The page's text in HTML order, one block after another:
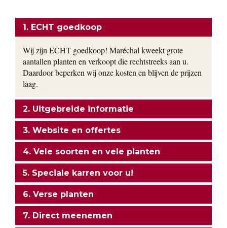
1. ECHT goedkoop
Wij zijn ECHT goedkoop! Maréchal kweekt grote
aantallen planten en verkoopt die rechtstreeks aan u.
Daardoor beperken wij onze kosten en blijven de prijzen
laag.
2. Uitgebreide informatie
3. Website en offertes
4. Vele soorten en vele planten
5. Speciale karren voor u!
6. Verse planten
7. Direct meenemen